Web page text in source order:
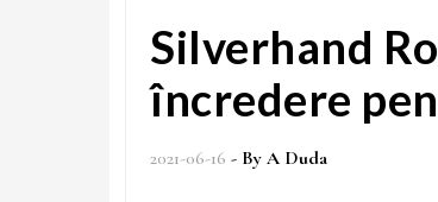
Silverhand
încredere
2021-06-16 - By A Duda